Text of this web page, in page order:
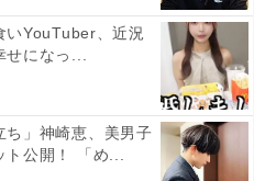
いYouTuber、近況
せになっ...
ち」神崎恵、美男子
ト公開！ 「め...